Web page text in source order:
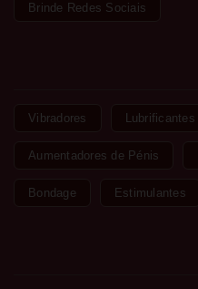
Brinde Redes Sociais
Vibradores Lubrificantes
Aumentadores de Pénis
Bondage Estimulantes